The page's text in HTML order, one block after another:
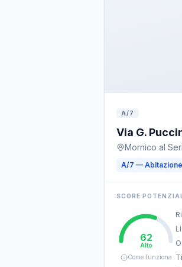
A/7
Via G.
Mornico al
A/7 —
SCORE
62
Alto
Come funziona